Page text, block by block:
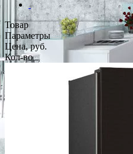
Товар
Параметры
Цена, руб.
Кол-во